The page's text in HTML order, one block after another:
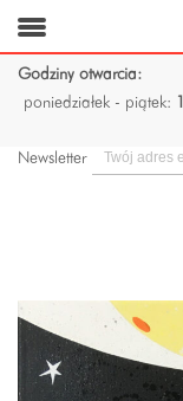
Godziny otwarcia:
poniedziałek - piątek:
Newsletter